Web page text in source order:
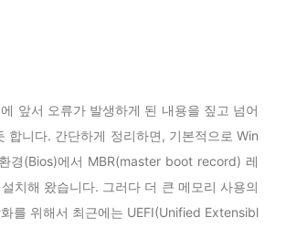
앞서 오류가 발생하게 된 내용을 짚고 넘어
합니다. 간단하게 정리하면, 기본적으로 Win
경(Bios)에서 MBR(master boot record) 레
치해 왔습니다. 그러다 더 큰 메모리 사용의
를 위해서 최근에는 UEFI(Unified Extensibl